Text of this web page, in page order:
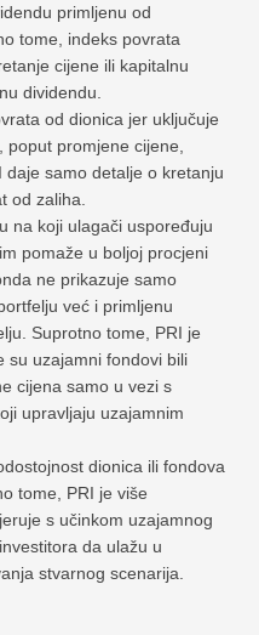
primljenu od
tome, indeks povrata
cijene ili kapitalnu
dividendu.
od dionica jer uključuje
poput promjene cijene,
samo detalje o kretanju
od zaliha.
na koji ulagači uspoređuju
pomaže u boljoj procjeni
ne prikazuje samo
već i primljenu
Suprotno tome, PRI je
su uzajamni fondovi bili
cijena samo u vezi s
upravljaju uzajamnim
dionica ili fondova
tome, PRI je više
s učinkom uzajamnog
da ulažu u
stvarnog scenarija.